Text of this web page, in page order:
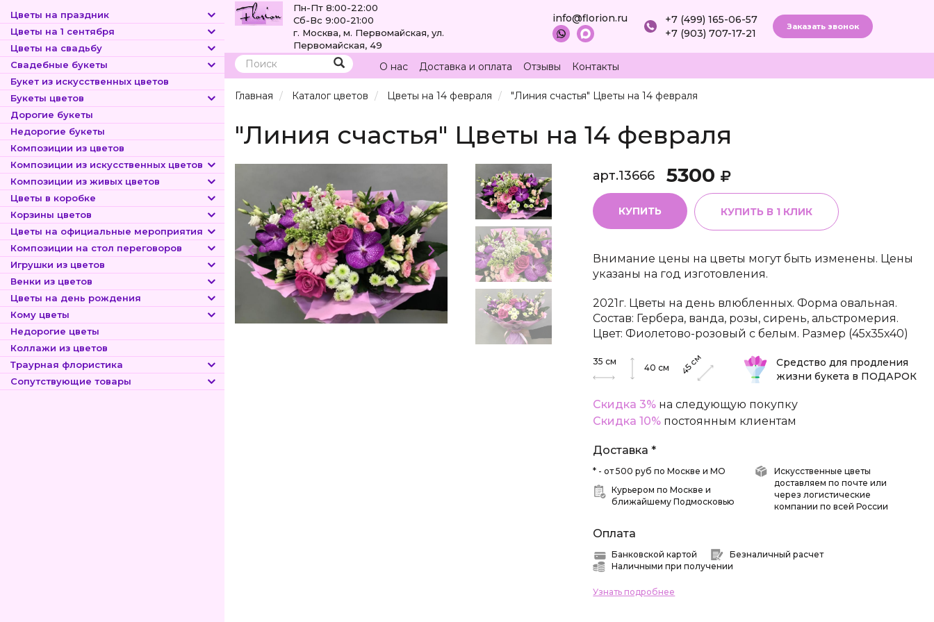
Цветы на праздник
Цветы на 1 сентября
Цветы на свадьбу
Свадебные букеты
Букет из искусственных цветов
Букеты цветов
Дорогие букеты
Недорогие букеты
Композиции из цветов
Композиции из искусственных цветов
Композиции из живых цветов
Цветы в коробке
Корзины цветов
Цветы на официальные мероприятия
Композиции на стол переговоров
Игрушки из цветов
Венки из цветов
Цветы на день рождения
Кому цветы
Недорогие цветы
Коллажи из цветов
Траурная флористика
Сопутствующие товары
Пн-Пт 8:00-22:00
Сб-Вс 9:00-21:00
г. Москва, м. Первомайская, ул.
Первомайская, 49
info@florion.ru
+7 (499) 165-06-57
+7 (903) 707-17-21
Заказать звонок
Поиск
О нас Доставка и оплата Отзывы Контакты
Главная Каталог цветов Цветы на 14 февраля "Линия счастья" Цветы на 14 февраля
"Линия счастья" Цветы на 14 февраля
арт.13666 5300
КУПИТЬ КУПИТЬ В 1 КЛИК
Внимание цены на цветы могут быть изменены. Цены
указаны на год изготовления.
2021г. Цветы на день влюбленных. Форма овальная.
Состав: Гербера, ванда, розы, сирень, альстромерия.
Цвет: Фиолетово-розовый с белым. Размер (45х35х40)
35 см
40 см 45
см
Средство для продления
жизни букета в ПОДАРОК
Скидка 3% на следующую покупку
Скидка 10% постоянным клиентам
Доставка *
* - от 500 руб по Москве и МО
Курьером по Москве и
ближайшему Подмосковью
Искусственные цветы
доставляем по почте или
через логистические
компании по всей России
Оплата
Банковской картой
Безналичный расчет
Наличными при получении
Узнать подробнее